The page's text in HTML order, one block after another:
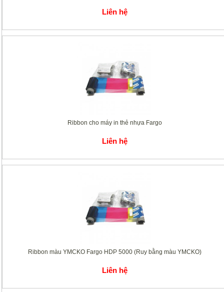
Liên hệ
Ribbon cho máy in thẻ nhựa Fargo
Liên hệ
Ribbon màu YMCKO Fargo HDP 5000 (Ruy bằng màu YMCKO)
Liên hệ